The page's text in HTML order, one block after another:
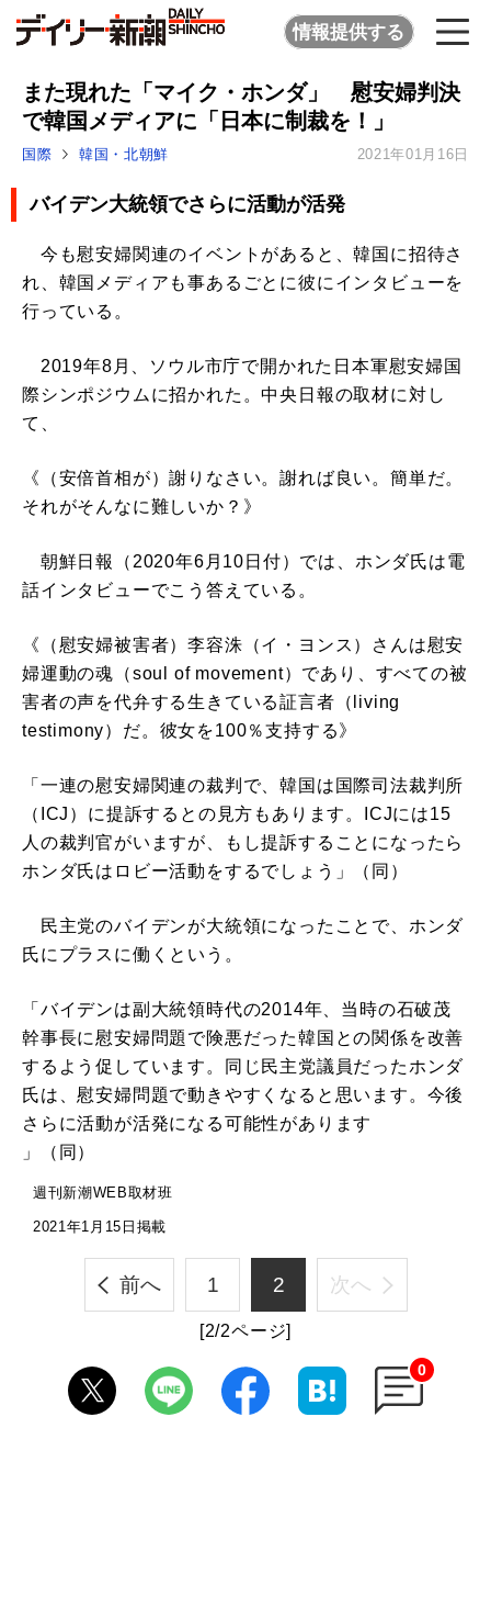
情報提供する
また現れた「マイク・ホンダ」 慰安婦判決
で韓国メディアに「日本に制裁を！」
国際 韓国・北朝鮮 2021年01月16日
バイデン大統領でさらに活動が活発
今も慰安婦関連のイベントがあると、韓国に招待さ
れ、韓国メディアも事あるごとに彼にインタビューを
行っている。
2019年8月、ソウル市庁で開かれた日本軍慰安婦国
際シンポジウムに招かれた。中央日報の取材に対し
て、
《（安倍首相が）謝りなさい。謝れば良い。簡単だ。
それがそんなに難しいか？》
朝鮮日報（2020年6月10日付）では、ホンダ氏は電
話インタビューでこう答えている。
《（慰安婦被害者）李容洙（イ・ヨンス）さんは慰安
婦運動の魂（soul of movement）であり、すべての被
害者の声を代弁する生きている証言者（living
testimony）だ。彼女を100％支持する》
「一連の慰安婦関連の裁判で、韓国は国際司法裁判所
（ICJ）に提訴するとの見方もあります。ICJには15
人の裁判官がいますが、もし提訴することになったら
ホンダ氏はロビー活動をするでしょう」（同）
民主党のバイデンが大統領になったことで、ホンダ
氏にプラスに働くという。
「バイデンは副大統領時代の2014年、当時の石破茂
幹事長に慰安婦問題で険悪だった韓国との関係を改善
するよう促しています。同じ民主党議員だったホンダ
氏は、慰安婦問題で動きやすくなると思います。今後
さらに活動が活発になる可能性があります
」（同）
週刊新潮WEB取材班
2021年1月15日掲載
前へ 1 2 次へ
[2/2ページ]
0